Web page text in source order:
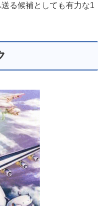
る候補としても有力な1